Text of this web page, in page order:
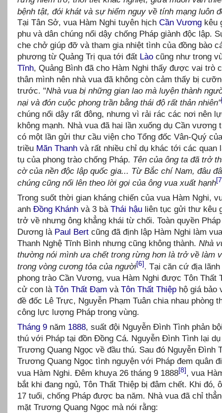
bệnh tật, đói khát và sự hiểm nguy về tính mạng luôn
Tại Tân Sở, vua Hàm Nghi tuyên hịch Cần Vương kêu
phu và dân chúng nổi dậy chống Pháp giành độc lập.
che chở giúp đỡ và tham gia nhiệt tình của đồng bào
phương từ Quảng Trị qua tới đất Lào cũng như trong
Tĩnh, Quảng Bình đã cho Hàm Nghi thấy được vai trò
thân mình nên nhà vua đã không còn cảm thấy bị
trước. "Nhà vua bị những gian lao mà luyện thành
nại và đón cuộc phong trần bằng thái độ rất thản nhiên"
chúng nổi dậy rất đông, nhưng vì rải rác các nơi nên
không mạnh. Nhà vua đã hai lần xuống dụ Cần vương
có một lần gửi thư cầu viện cho Tổng đốc Vân-Quý của
triều Mãn Thanh và rất nhiều chỉ dụ khác tới các quan
tụ của phong trào chống Pháp. Tên của ông ta đã trở
cờ của nền độc lập quốc gia... Từ Bắc chí Nam, đâu
chúng cũng nổi lên theo lời gọi của ông vua xuất hạnh
Trong suốt thời gian kháng chiến của vua Hàm Nghi,
anh Đồng Khánh và 3 bà Thái hậu liên tục gửi thư kêu
trở về nhưng ông khẳng khái từ chối. Toàn quyền
Dương là Paul Bert cũng đã định lập Hàm Nghi làm
Thanh Nghệ Tĩnh Bình nhưng cũng không thành. Nhà
thường nói mình ưa chết trong rừng hơn là trở về làm
trong vòng cương tỏa của người[6]. Tại căn cứ địa lãnh
phong trào Cần Vương, vua Hàm Nghi được Tôn Thất
cử con là Tôn Thất Đạm và Tôn Thất Thiệp hộ giá bảo
đề đốc Lê Trực, Nguyễn Phạm Tuân chia nhau phòng
công lực lượng Pháp trong vùng.
Tháng 9 năm 1888, suất đội Nguyễn Đình Tình phản
thú với Pháp tại đồn Đồng Cá. Nguyễn Đình Tình lại
Trương Quang Ngọc về đầu thú. Sau đó Nguyễn Đình
Trương Quang Ngọc tình nguyện với Pháp đem quân
vua Hàm Nghi. Đêm khuya 26 tháng 9 1888[8], vua
bắt khi đang ngủ, Tôn Thất Thiệp bị đâm chết. Khi đó,
17 tuổi, chống Pháp được ba năm. Nhà vua đã chỉ
mặt Trương Quang Ngọc mà nói rằng: